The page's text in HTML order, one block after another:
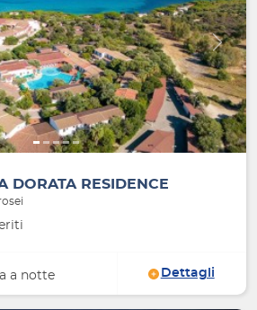
Avanti
DORATA RESIDENCE
a notte Dettagli